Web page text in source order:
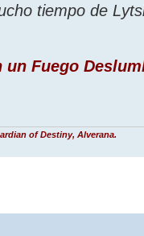
tiempo de
Fuego
of Destiny, Alverana.